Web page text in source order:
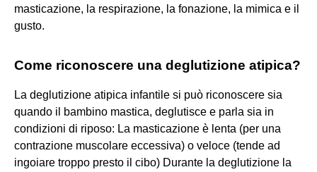
masticazione, la respirazione, la fonazione, la mimica e il
gusto.
Come riconoscere una deglutizione atipica?
La deglutizione atipica infantile si può riconoscere sia
quando il bambino mastica, deglutisce e parla sia in
condizioni di riposo: La masticazione è lenta (per una
contrazione muscolare eccessiva) o veloce (tende ad
ingoiare troppo presto il cibo) Durante la deglutizione la